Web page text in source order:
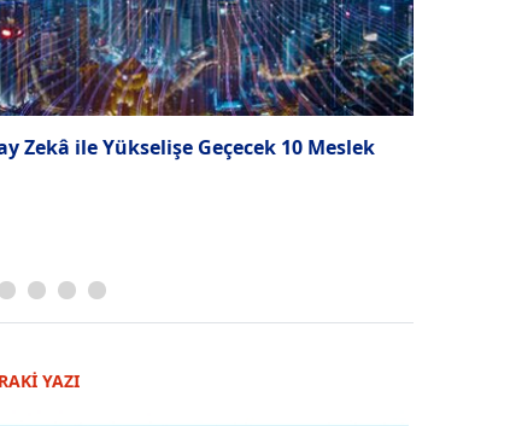
Zekâ ile Yükselişe Geçecek 10 Meslek
YAZI